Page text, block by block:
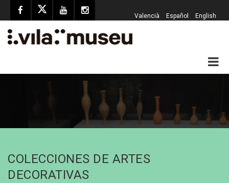
Valencià Español English
COLECCIONES DE ARTES
DECORATIVAS